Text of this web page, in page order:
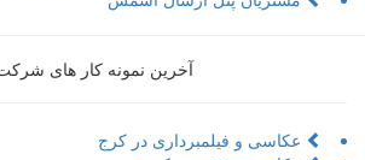
آخرین نمونه کار های شرکت
عکاسی و فیلمبرداری در کرج